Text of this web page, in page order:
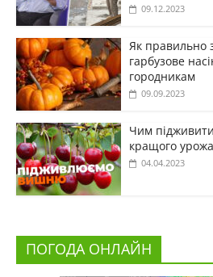
09.12.2023
Як правильно
гарбузове
городникам
09.09.2023
Чим
кращого
04.04.2023
ПОГОДА ОНЛАЙН